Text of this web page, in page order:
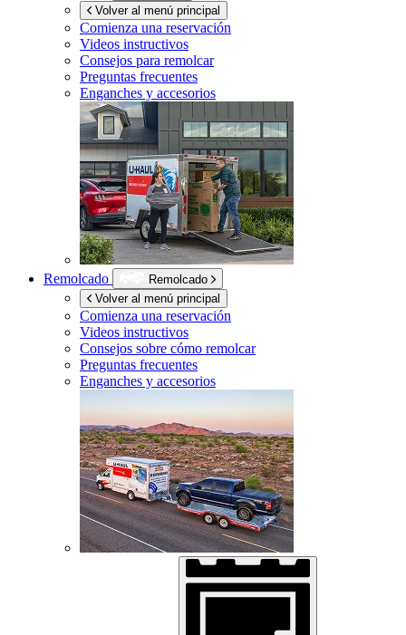
Volver al menú principal
Comienza una reservación
Videos instructivos
Consejos para remolcar
Preguntas frecuentes
Enganches y accesorios
Remolcado
Remolcado
Volver al menú principal
Comienza una reservación
Videos instructivos
Consejos sobre cómo remolcar
Preguntas frecuentes
Enganches y accesorios